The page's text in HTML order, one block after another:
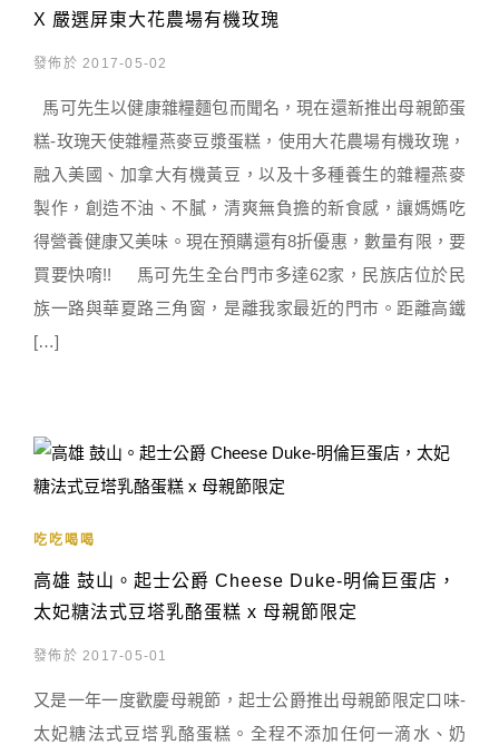
X 嚴選屏東大花農場有機玫瑰
發佈於 2017-05-02
馬可先生以健康雜糧麵包而聞名，現在還新推出母親節蛋
糕-玫瑰天使雜糧燕麥豆漿蛋糕，使用大花農場有機玫瑰，
融入美國、加拿大有機黃豆，以及十多種養生的雜糧燕麥
製作，創造不油、不膩，清爽無負擔的新食感，讓媽媽吃
得營養健康又美味。現在預購還有8折優惠，數量有限，要
買要快唷!! 馬可先生全台門市多達62家，民族店位於民
族一路與華夏路三角窗，是離我家最近的門市。距離高鐵
[…]
吃吃喝喝
高雄 鼓山。起士公爵 Cheese Duke-明倫巨蛋店，
太妃糖法式豆塔乳酪蛋糕 x 母親節限定
發佈於 2017-05-01
又是一年一度歡慶母親節，起士公爵推出母親節限定口味-
太妃糖法式豆塔乳酪蛋糕。全程不添加任何一滴水、奶